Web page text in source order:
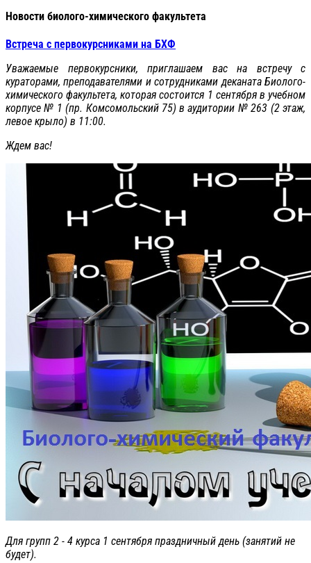
Новости биолого-химического факультета
Встреча с первокурсниками на БХФ
Уважаемые первокурсники, приглашаем вас на встречу с
кураторами, преподавателями и сотрудниками деканата Биолого-
химического факультета, которая состоится 1 сентября в учебном
корпусе № 1 (пр. Комсомольский 75) в аудитории № 263 (2 этаж,
левое крыло) в 11:00.
Ждем вас!
Для групп 2 - 4 курса 1 сентября праздничный день (занятий не
будет).